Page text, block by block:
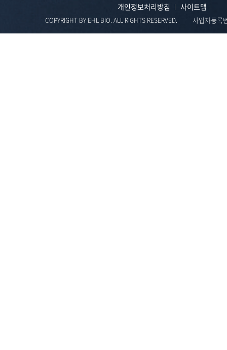
개인정보처리방침 사이트맵
COPYRIGHT BY EHL BIO. ALL RIGHTS RESERVED. 사업자등록